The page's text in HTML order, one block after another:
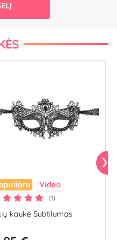
Video
(1)
kaukė Subtilumas